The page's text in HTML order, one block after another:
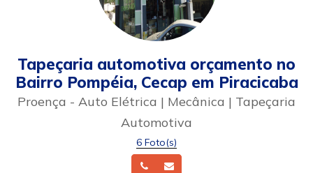
Tapeçaria automotiva orçamento no
Bairro Pompéia, Cecap em Piracicaba
Proença - Auto Elétrica | Mecânica | Tapeçaria
Automotiva
6 Foto(s)
Telefone